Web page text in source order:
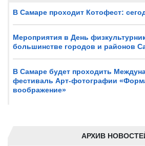
В Самаре проходит Котофест:
Мероприятия в День
большинстве городов и районов
В Самаре будет проходить
фестиваль Арт-фотографии
воображение»
АРХИВ